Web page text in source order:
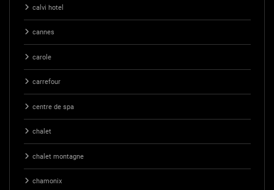
calvi hotel
cannes
carole
carrefour
centre de spa
chalet
chalet montagne
chamonix